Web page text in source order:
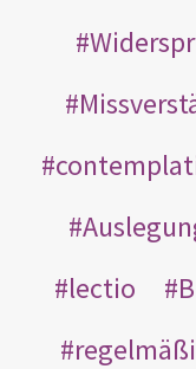
lectio